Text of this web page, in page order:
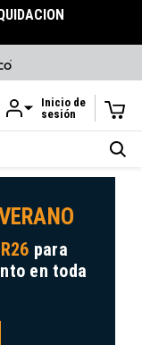
principal
Inicio de
sesión
para
en toda